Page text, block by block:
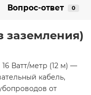
Вопрос-ответ 0
заземления)
Ватт/метр (12 м) —
кабель,
от